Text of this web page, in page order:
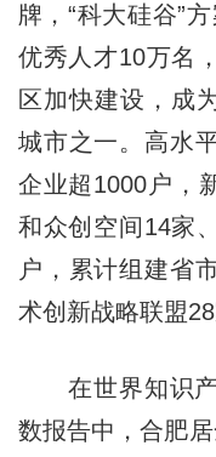
牌，“科大硅谷”
优秀人才10万名
区加快建设，成
城市之一。高水
企业超1000户，
和众创空间14家
户，累计组建省
术创新战略联盟28
在世界知识产
数报告中，合肥